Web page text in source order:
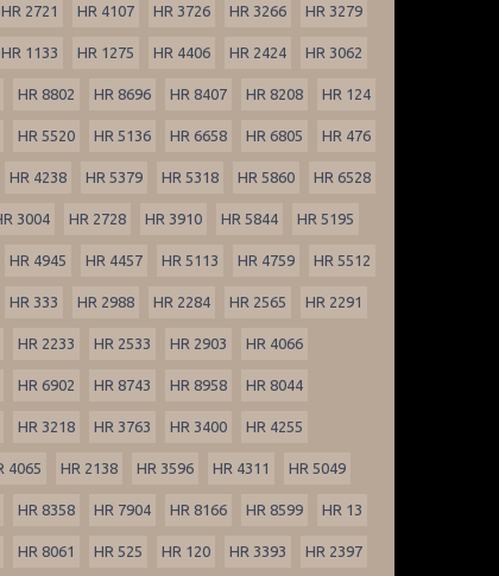
HR 2721 HR 4107 HR 3726 HR 3266 HR 3279
HR 1133 HR 1275 HR 4406 HR 2424 HR 3062
HR 8802 HR 8696 HR 8407 HR 8208 HR 124
HR 5520 HR 5136 HR 6658 HR 6805 HR 476
HR 4238 HR 5379 HR 5318 HR 5860 HR 6528
3004 HR 2728 HR 3910 HR 5844 HR 5195
HR 4945 HR 4457 HR 5113 HR 4759 HR 5512
HR 333 HR 2988 HR 2284 HR 2565 HR 2291
HR 2233 HR 2533 HR 2903 HR 4066
HR 6902 HR 8743 HR 8958 HR 8044
HR 3218 HR 3763 HR 3400 HR 4255
4065 HR 2138 HR 3596 HR 4311 HR 5049
HR 8358 HR 7904 HR 8166 HR 8599 HR 13
HR 8061 HR 525 HR 120 HR 3393 HR 2397